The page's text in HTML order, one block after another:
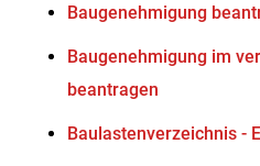
Baugenehmigung
Baugenehmigung im
beantragen
Baulastenverzeichnis -